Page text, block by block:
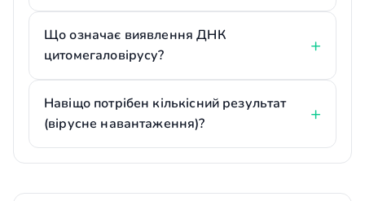
Що означає виявлення ДНК
цитомегаловірусу?
Навіщо потрібен кількісний результат
(вірусне навантаження)?